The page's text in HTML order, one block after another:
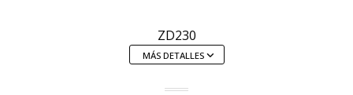
ZD230
MÁS DETALLES